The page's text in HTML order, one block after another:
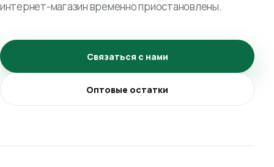
интернет-магазин временно приостановлены.
Связаться с нами
Оптовые остатки